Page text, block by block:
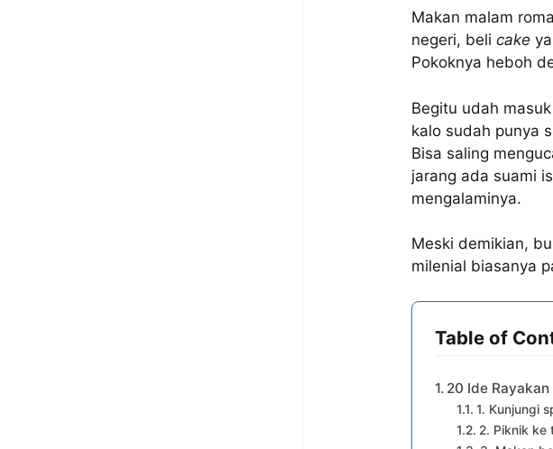
Makan malam
negeri, beli cake
Pokoknya heboh
Begitu udah
kalo sudah punya
Bisa saling
jarang ada suami
mengalaminya.
Meski demikian,
milenial biasanya
Table of
20 Ide
1. Kunjungi
2. Piknik ke